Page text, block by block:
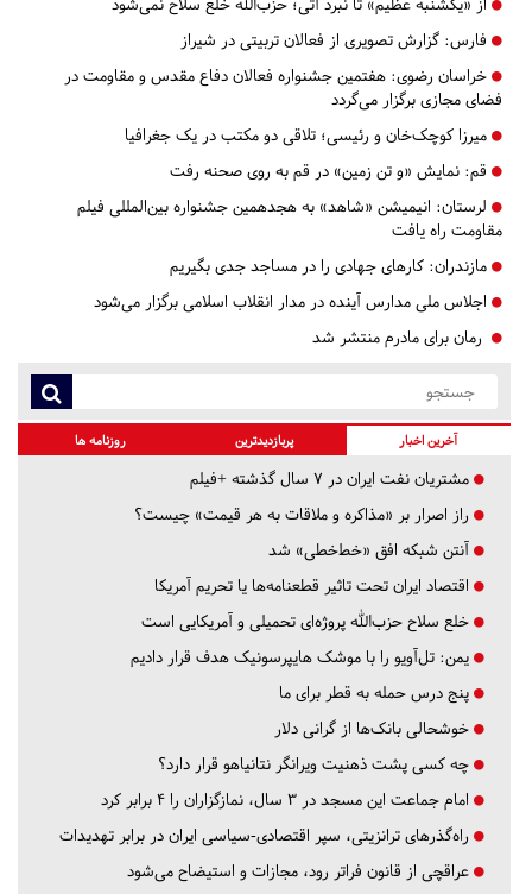
فارس: گزارش تصویری از فعالان تربیتی در شیراز
خراسان رضوی: هفتمین جشنواره فعالان دفاع مقدس و مقاومت در
فضای مجازی برگزار می‌گردد
میرزا کوچک‌خان و رئیسی؛ تلاقی دو مکتب در یک جغرافیا
قم: ​​​​​​​نمایش «و تن زمین» در قم به روی صحنه رفت
لرستان: انیمیشن «شاهد» به هجدهمین جشنواره بین‌المللی فیلم
مقاومت راه یافت
مازندران: کارهای جهادی را در مساجد جدی بگیریم
اجلاس ملی مدارس آینده در مدار انقلاب اسلامی برگزار می‌شود
رمان برای مادرم منتشر شد
آخرین اخبار پربازدیدترین روزنامه ها
مشتریان نفت ایران در ۷ سال گذشته +فیلم
راز اصرار بر «مذاکره و ملاقات به هر قیمت» چیست؟
آنتن شبکه افق «خط‌خطی» شد
اقتصاد ایران تحت تاثیر قطعنامه‌ها یا تحریم‌ آمریکا
خلع سلاح حزب‌الله پروژه‌ای تحمیلی و آمریکایی است
یمن: تل‌آویو را با موشک هایپرسونیک هدف قرار دادیم
پنج درس‌ حمله به قطر برای ما
خوشحالی بانک‌ها از گرانی دلار
چه کسی پشت ذهنیت ویرانگر نتانیاهو قرار دارد؟
امام جماعت این مسجد در ۳ سال، نمازگزاران را ۴ برابر کرد
راه‌گذرهای ترانزیتی، سپر اقتصادی-سیاسی ایران در برابر تهدیدات
عراقچی از قانون فراتر رود، مجازات و استیضاح می‌شود